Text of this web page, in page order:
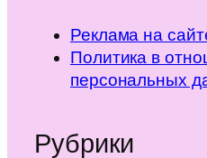
Реклама на
Политика в
персональных
Рубрики